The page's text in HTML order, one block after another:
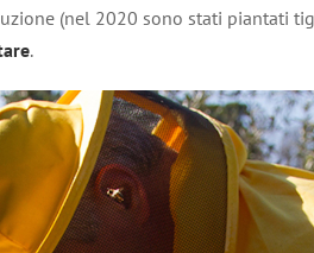
(nel 2020 sono stati piantati
.